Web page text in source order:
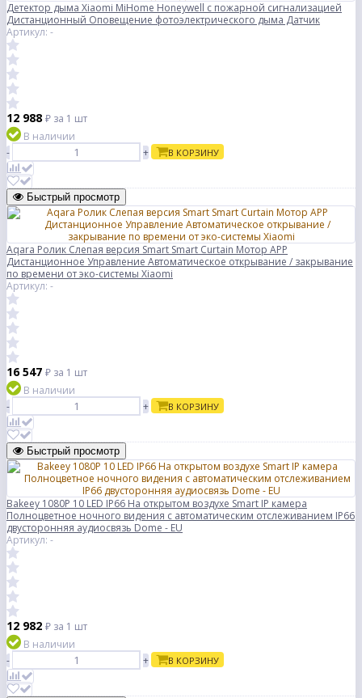
Детектор дыма Xiaomi MiHome Honeywell с пожарной сигнализацией
Дистанционный Оповещение фотоэлектрического дыма Датчик
Артикул: -
12 988 ₽ за 1 шт
В наличии
-
+ В КОРЗИНУ
Быстрый просмотр
Aqara Ролик Слепая версия Smart Smart Curtain Мотор APP
Дистанционное Управление Автоматическое открывание / закрывание
по времени от эко-системы Xiaomi
Артикул: -
16 547 ₽ за 1 шт
В наличии
-
+ В КОРЗИНУ
Быстрый просмотр
Bakeey 1080P 10 LED IP66 На открытом воздухе Smart IP камера
Полноцветное ночного видения с автоматическим отслеживанием IP66
двусторонняя аудиосвязь Dome - EU
Артикул: -
12 982 ₽ за 1 шт
В наличии
-
+ В КОРЗИНУ